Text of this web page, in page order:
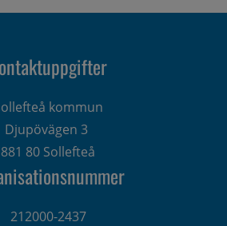
kommun
Djupövägen 3
881 80 Sollefteå
212000-2437